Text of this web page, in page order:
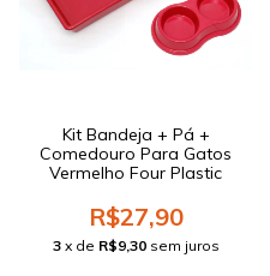
Kit Bandeja + Pá +
Comedouro Para Gatos
Vermelho Four Plastic
R$27,90
3 x de R$9,30 sem juros